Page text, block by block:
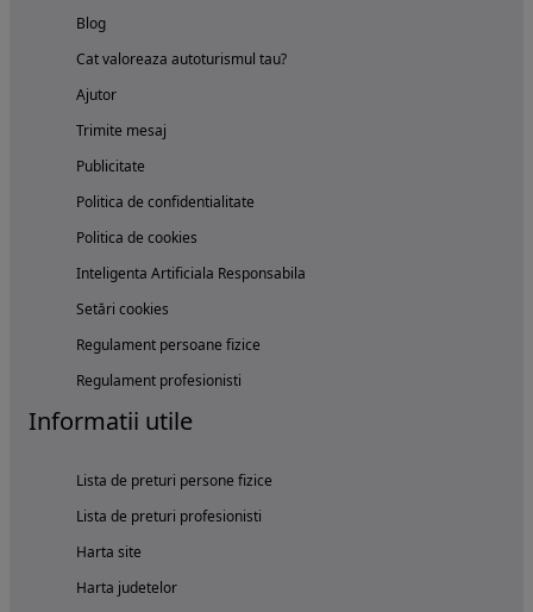
Blog
Cat valoreaza autoturismul tau?
Ajutor
Trimite mesaj
Publicitate
Politica de confidentialitate
Politica de cookies
Inteligenta Artificiala Responsabila
Setări cookies
Regulament persoane fizice
Regulament profesionisti
Informatii utile
Lista de preturi persone fizice
Lista de preturi profesionisti
Harta site
Harta judetelor